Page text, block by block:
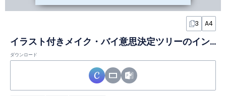
3 A4
イラスト付きメイク・バイ意思決定ツリーのインフォグラフィック
ダウンロード